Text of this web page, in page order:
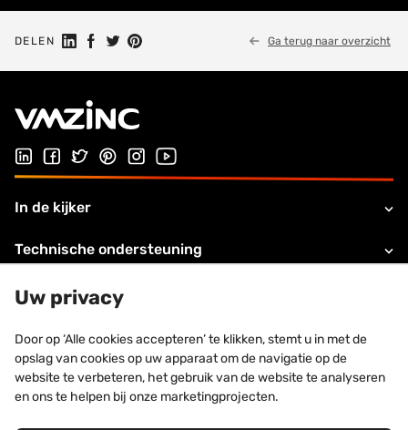
DELEN Share on Linkedin
Share on Facebook
Share on Twitter
Share on Pinterest Ga terug naar overzicht
Follow us on LinkedIn
Follow us on Facebook
Follow us on Twitter
Follow us on Pinterest
Follow us on Instagram
Visit our Youtube channel
In de kijker
Technische ondersteuning
Over VMZINC
Legale informatie
Contacteer ons
Uw privacy
Door op ‘Alle cookies accepteren’ te klikken, stemt u in met de
opslag van cookies op uw apparaat om de navigatie op de
website te verbeteren, het gebruik van de website te analyseren
en ons te helpen bij onze marketingprojecten.